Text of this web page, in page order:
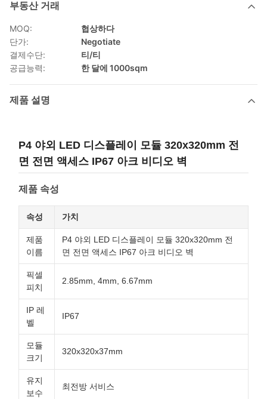
부동산 거래
MOQ:
협상하다
단가:
Negotiate
결제수단:
티/티
공급능력:
한 달에 1000sqm
제품 설명
P4 야외 LED 디스플레이 모듈 320x320mm 전
면 전면 액세스 IP67 아크 비디오 벽
제품 속성
속성 가치
제품
이름
P4 야외 LED 디스플레이 모듈 320x320mm 전
면 전면 액세스 IP67 아크 비디오 벽
픽셀
피치
2.85mm, 4mm, 6.67mm
IP 레
벨
IP67
모듈
크기
320x320x37mm
유지
보수
최전방 서비스